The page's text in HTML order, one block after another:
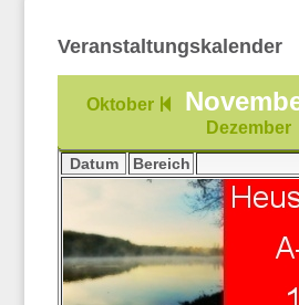
Veranstaltungskalender
Oktober
Dezember
Datum Bereich